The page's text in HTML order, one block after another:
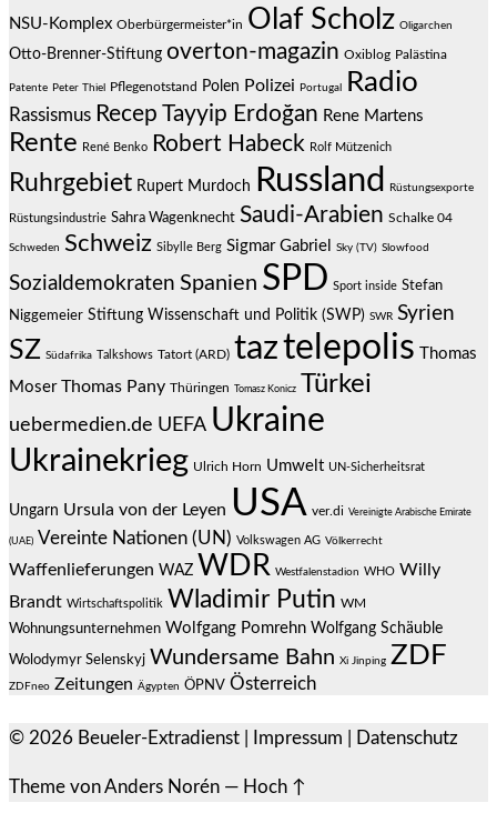
NSU-Komplex Oberbürgermeister*in Olaf Scholz Oligarchen
Otto-Brenner-Stiftung overton-magazin Oxiblog Palästina
Patente Peter Thiel Pflegenotstand Polen Polizei Portugal Radio
Rassismus Recep Tayyip Erdoğan Rene Martens
Rente René Benko Robert Habeck Rolf Mützenich
Ruhrgebiet Rupert Murdoch Russland Rüstungsexporte
Rüstungsindustrie Sahra Wagenknecht Saudi-Arabien Schalke 04
Schweden Schweiz Sibylle Berg Sigmar Gabriel Sky (TV) Slowfood
Sozialdemokraten Spanien SPD Sport inside Stefan
Niggemeier Stiftung Wissenschaft und Politik (SWP) SWR Syrien
SZ Südafrika Talkshows Tatort (ARD) taztelepolis
Thomas
Moser Thomas Pany Thüringen Tomasz Konicz Türkei
uebermedien.de UEFA Ukraine
Ukrainekrieg Ulrich Horn Umwelt UN-Sicherheitsrat
Ungarn Ursula von der Leyen USA ver.di Vereinigte Arabische Emirate
(UAE) Vereinte Nationen (UN) Volkswagen AG Völkerrecht
Waffenlieferungen WAZ WDR Westfalenstadion WHO Willy
Brandt Wirtschaftspolitik Wladimir Putin WM
Wohnungsunternehmen Wolfgang Pomrehn Wolfgang Schäuble
Wolodymyr Selenskyj Wundersame Bahn Xi Jinping ZDF
ZDFneo Zeitungen Ägypten ÖPNV Österreich
© 2026 Beueler-Extradienst Impressum Datenschutz
Theme vonAnders Norén — Hoch ↑